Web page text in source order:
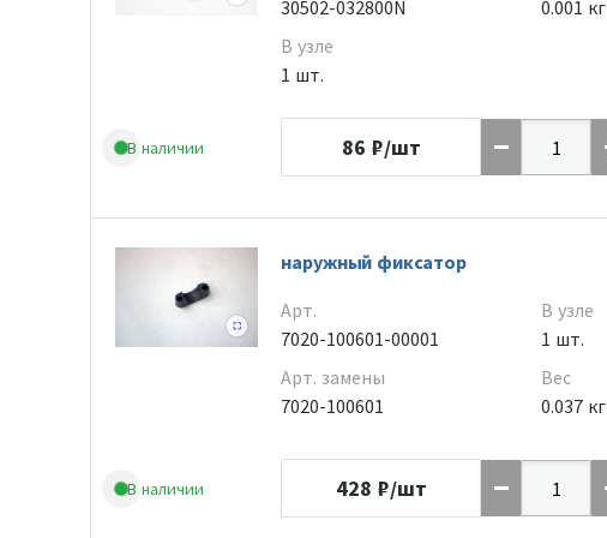
В наличии
30502-032800N
В узле
1 шт.
0.001 кг
86 ₽/шт
В наличии
наружный фиксатор
Арт.
7020-100601-00001
Арт. замены
7020-100601
В узле
1 шт.
Вес
0.037 кг
428 ₽/шт